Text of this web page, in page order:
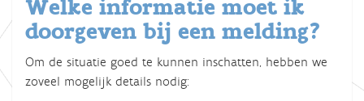
Welke informatie moet ik
doorgeven bij een melding?
Om de situatie goed te kunnen inschatten, hebben we
zoveel mogelijk details nodig: